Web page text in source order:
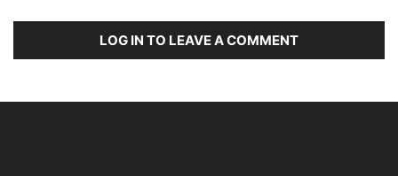
LOG IN TO LEAVE A COMMENT